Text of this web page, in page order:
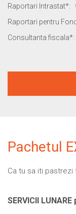
Raportari Intrastat*:
Raportari pentru
Consultanta fiscala*:
Pachetul
Ca tu sa iti pastrezi
SERVICII